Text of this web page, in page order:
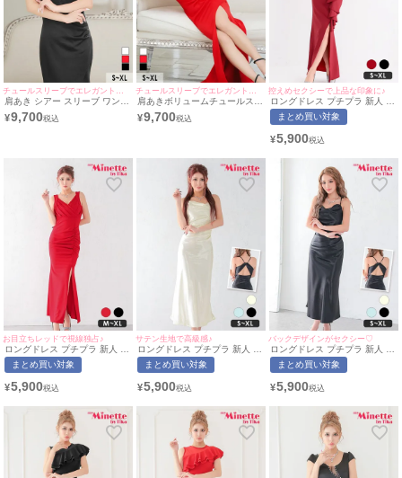
肩あき シアー スリーブ ワンカ
ラー ストレッチ タイトロング
ドレス (Sサイズ～XLサイズ)
¥9,700
肩あきボリュームチュールスリ
ーブワンカラーストレッチスリ
ットタイトロングドレス (Sサ
¥9,700
控えめセクシーで上品な印象に♪
ロングドレス プチプラ 新人 タ
イト スリット セクシー 胸元隠
し ラウンジ スナック フリル
（あん着用/S~XLサイズ対応）
まとめ買い対象
¥5,900
お目立ちレッドで視線独占♪
ロングドレス プチプラ 新人 タ
イト セクシー スリット ノース
リーブ 谷間 赤 キャバドレス
応) | myMinette/マイミネット
まとめ買い対象
¥5,900
サテン生地で高級感♪
ロングドレス プチプラ 新人 タ
イト セクシー ラウンジ キャミ
ソール 背中魅せ スナック ドレ
ドレス (波北かほ着用/S~XLサ
ネット
まとめ買い対象
¥5,900
バックデザインがセクシー♡
ロングドレス プチプラ 新人 タ
イト セクシー ラウンジ キャミ
ソール 背中魅せ スナック ドレ
着用/S~XLサイズ対応) |
まとめ買い対象
¥5,900